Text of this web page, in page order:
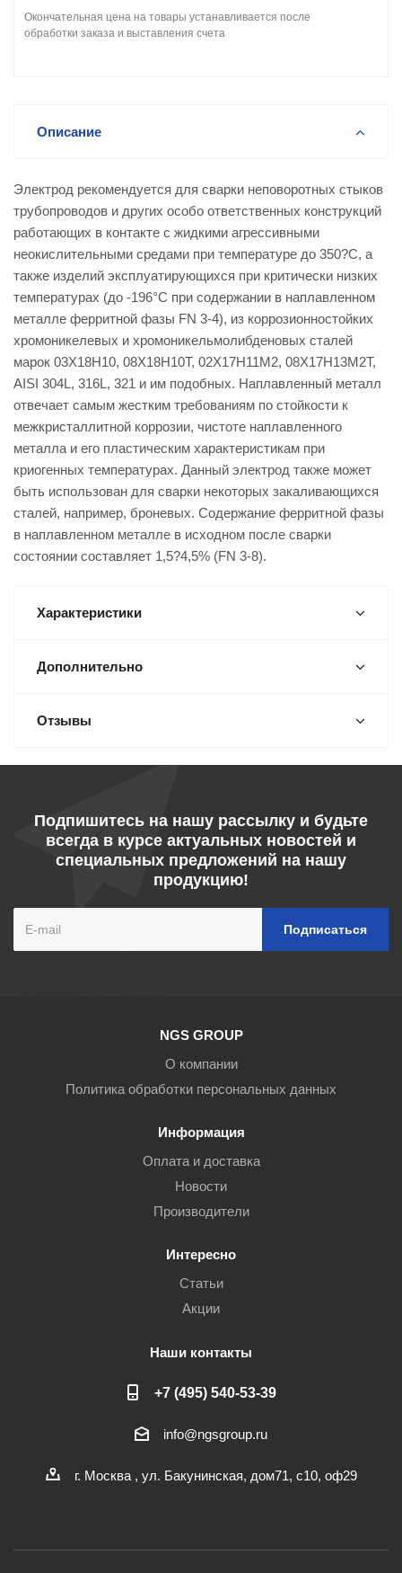
Окончательная цена на товары устанавливается после
обработки заказа и выставления счета
Описание
Электрод рекомендуется для сварки неповоротных стыков
трубопроводов и других особо ответственных конструкций
работающих в контакте с жидкими агрессивными
неокислительными средами при температуре до 350?С, а
также изделий эксплуатирующихся при критически низких
температурах (до -196°С при содержании в наплавленном
металле ферритной фазы FN 3-4), из коррозионностойких
хромоникелевых и хромоникельмолибденовых сталей
марок 03Х18Н10, 08Х18Н10Т, 02Х17Н11М2, 08Х17Н13М2Т,
AISI 304L, 316L, 321 и им подобных. Наплавленный металл
отвечает самым жестким требованиям по стойкости к
межкристаллитной коррозии, чистоте наплавленного
металла и его пластическим характеристикам при
криогенных температурах. Данный электрод также может
быть использован для сварки некоторых закаливающихся
сталей, например, броневых. Содержание ферритной фазы
в наплавленном металле в исходном после сварки
состоянии составляет 1,5?4,5% (FN 3-8).
Характеристики
Дополнительно
Отзывы
Подпишитесь на нашу рассылку и будьте
всегда в курсе актуальных новостей и
специальных предложений на нашу
продукцию!
NGS GROUP
О компании
Политика обработки персональных данных
Информация
Оплата и доставка
Новости
Производители
Интересно
Статьи
Акции
Наши контакты
+7 (495) 540-53-39
info@ngsgroup.ru
г. Москва , ул. Бакунинская, дом71, с10, оф29